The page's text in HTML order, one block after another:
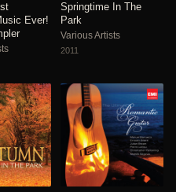
Ever!
Springtime In The
Park
Various Artists
2011